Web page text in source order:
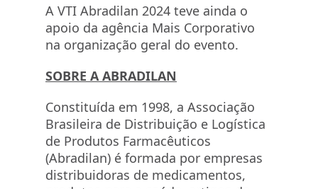
A VTI Abradilan 2024 teve ainda o
apoio da agência Mais Corporativo
na organização geral do evento.
SOBRE A ABRADILAN
Constituída em 1998, a Associação
Brasileira de Distribuição e Logística
de Produtos Farmacêuticos
(Abradilan) é formada por empresas
distribuidoras de medicamentos,